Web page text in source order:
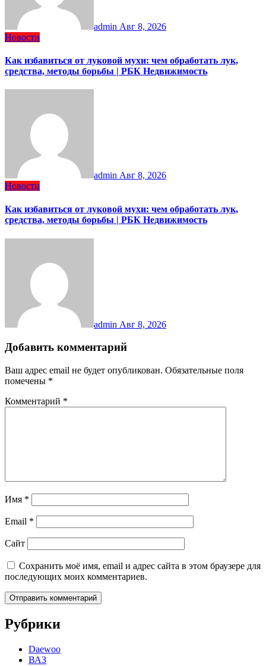
admin Авг 8, 2026
Новости
Как избавиться от луковой мухи: чем обработать лук,
средства, методы борьбы | РБК Недвижимость
admin Авг 8, 2026
Новости
Как избавиться от луковой мухи: чем обработать лук,
средства, методы борьбы | РБК Недвижимость
admin Авг 8, 2026
Добавить комментарий
Ваш адрес email не будет опубликован. Обязательные поля
помечены *
Комментарий *
Имя *
Email *
Сайт
Сохранить моё имя, email и адрес сайта в этом браузере для
последующих моих комментариев.
Рубрики
Daewoo
ВАЗ